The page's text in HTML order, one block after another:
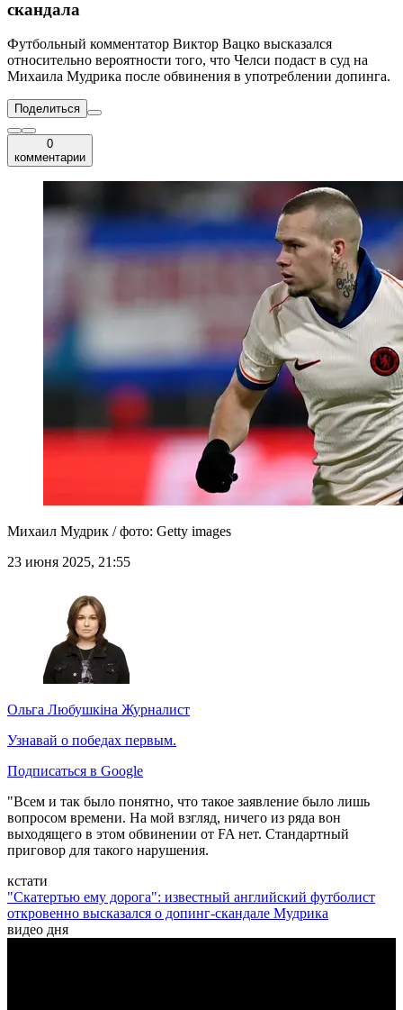
скандала
Футбольный комментатор Виктор Вацко высказался
относительно вероятности того, что Челси подаст в суд на
Михаила Мудрика после обвинения в употреблении допинга.
Поделиться
0
комментарии
Михаил Мудрик / фото: Getty images
23 июня 2025, 21:55
Ольга Любушкіна Журналист
Узнавай о победах первым.
Подписаться в Google
"Всем и так было понятно, что такое заявление было лишь
вопросом времени. На мой взгляд, ничего из ряда вон
выходящего в этом обвинении от FA нет. Стандартный
приговор для такого нарушения.
кстати
"Скатертью ему дорога": известный английский футболист
откровенно высказался о допинг-скандале Мудрика
видео дня